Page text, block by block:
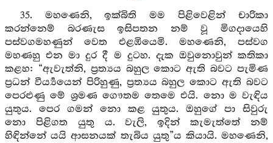
35. මහණෙනි, ඉක්බිති මම පිළිවෙළින් චාරිකා
කරන්නෙම් බරණැස ඉසිපතන නම් වූ මිගදායෙහි
පස්වගමහණුන් වෙත එළඹියෙමි. මහණෙනි, පස්වග
මහණහු එන මා දුර දී ම දුටහ. දැක ඔවුනොවුන් කතිකා
කළහ: “ඇවැත්නි, ප්‍රත්‍යය බහුල කොට ඇති බවට පැමිණ
ප්‍රධන් වීර්‍ය්‍යයෙන් පිරිහුණු, ප්‍රත්‍යය බහුල කොට ඇති බවට
පෙරළුණු මේ ශ්‍රමණ ගෞතම තෙමෙ එයි. නො ම වැඳිය
යුතුය. පෙර ගමන් නො කළ යුතුය. ඔහුගේ පා සිවුරු
නො පිළිගත යුතු ය. වැලි, ඉදින් කැමැත්තේ නම්
හිඳින්නේ යයි ආසනයක් තැබිය යුතු”ය කියායි. මහණෙනි,